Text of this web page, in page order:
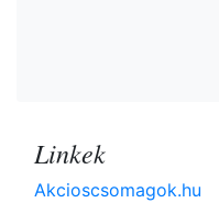
Linkek
Akcioscsomagok.hu